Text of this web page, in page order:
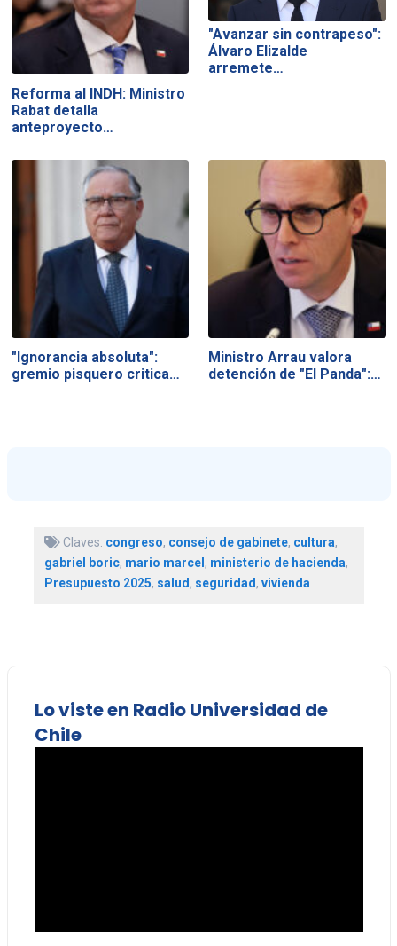
Reforma al INDH: Ministro
Rabat detalla
anteproyecto…
"Avanzar sin contrapeso":
Álvaro Elizalde
arremete…
"Ignorancia absoluta":
gremio pisquero critica…
Ministro Arrau valora
detención de "El Panda":…
Claves: congreso, consejo de gabinete, cultura,
gabriel boric, mario marcel, ministerio de hacienda,
Presupuesto 2025, salud, seguridad, vivienda
Lo viste en Radio Universidad de
Chile